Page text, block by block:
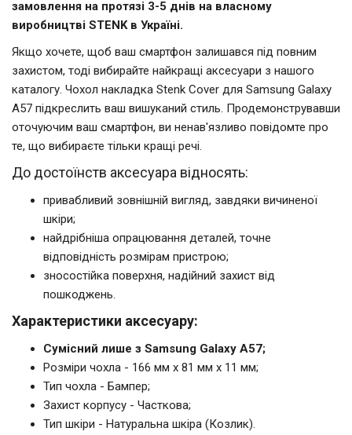
замовлення на протязі 3-5 днів на власному
виробництві STENK в Україні.
Якщо хочете, щоб ваш смартфон залишався під повним
захистом, тоді вибирайте найкращі аксесуари з нашого
каталогу. Чохол накладка Stenk Cover для Samsung Galaxy
A57 підкреслить ваш вишуканий стиль. Продемонструвавши
оточуючим ваш смартфон, ви ненав'язливо повідомте про
те, що вибираєте тільки кращі речі.
До достоїнств аксесуара відносять:
привабливий зовнішній вигляд, завдяки вичиненої
шкіри;
найдрібніша опрацювання деталей, точне
відповідність розмірам пристрою;
зносостійка поверхня, надійний захист від
пошкоджень.
Характеристики аксесуару:
Сумісний лише з Samsung Galaxy A57;
Розміри чохла - 166 мм x 81 мм x 11 мм;
Тип чохла - Бампер;
Захист корпусу - Часткова;
Тип шкіри - Натуральна шкіра (Козлик).